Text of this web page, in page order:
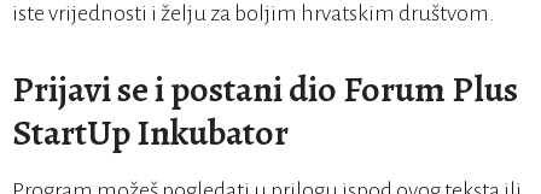
iste vrijednosti i želju za boljim hrvatskim društvom.
Prijavi se i postani dio Forum Plus
StartUp Inkubator